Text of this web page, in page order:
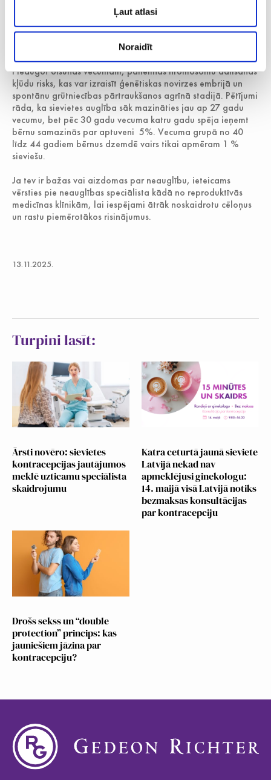
Ļaut atlasi
Noraidīt
rezervi – aptuveni 300 000 olšūnu, kas jau no piedzimšanas
brīža sāk samazināties. Sasniedzot 37 gadu vecumu, olnīcu
rezervē ir „nieka” 35 000 olšūnu. 40 gadu vecumā olnīcās
tās ir vairs tikai daži tūkstoši.
Pieaugot olšūnas vecumam, palielinās hromosomu dalīšanās
kļūdu risks, kas var izraisīt ģenētiskas novirzes embrijā un
spontānu grūtniecības pārtraukšanos agrīnā stadijā. Pētījumi
rāda, ka sievietes auglība sāk mazināties jau ap 27 gadu
vecumu, bet pēc 30 gadu vecuma katru gadu spēja ieņemt
bērnu samazinās par aptuveni 5%. Vecuma grupā no 40
līdz 44 gadiem bērnus dzemdē vairs tikai apmēram 1 %
sieviešu.
Ja tev ir bažas vai aizdomas par neauglību, ieteicams
vērsties pie neauglības speciālista kādā no reproduktīvās
medicīnas klīnikām, lai iespējami ātrāk noskaidrotu cēloņus
un rastu piemērotākos risinājumus.
13.11.2025.
Turpini lasīt:
Ārsti novēro: sievietes
kontracepcijas jautājumos
meklē uzticamu speciālista
skaidrojumu
Katra ceturtā jaunā sieviete
Latvijā nekad nav
apmeklējusi ginekologu:
14. maijā visā Latvijā notiks
bezmaksas konsultācijas
par kontracepciju
Drošs sekss un “double
protection” princips: kas
jauniešiem jāzina par
kontracepciju?